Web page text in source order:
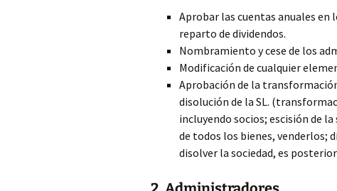
Aprobar las cuentas anuales en
reparto de dividendos.
Nombramiento y cese de los
Modificación de cualquier
Aprobación de la
disolución de la SL.
incluyendo socios; escisión de
de todos los bienes, venderlos;
disolver la sociedad, es